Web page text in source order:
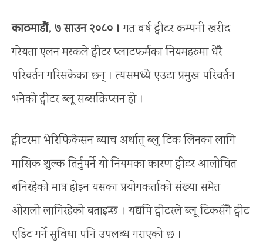
काठमाडौं, ७ साउन २०८० । गत वर्ष ट्वीटर कम्पनी खरीद
गरेयता एलन मस्कले ट्वीटर प्लाटफर्मका नियमहरुमा धेरै
परिवर्तन गरिसकेका छन् । त्यसमध्ये एउटा प्रमुख परिवर्तन
भनेको ट्वीटर ब्लू सब्सक्रिप्सन हो ।
ट्वीटरमा भेरिफिकेसन ब्याच अर्थात् ब्लु टिक लिनका लागि
मासिक शुल्क तिर्नुपर्ने यो नियमका कारण ट्वीटर आलोचित
बनिरहेको मात्र होइन यसका प्रयोगकर्ताको संख्या समेत
ओरालो लागिरहेको बताइन्छ । यद्यपि ट्वीटरले ब्लू टिकसँगै ट्वीट
एडिट गर्ने सुविधा पनि उपलब्ध गराएको छ ।